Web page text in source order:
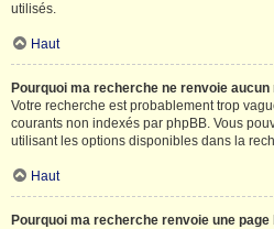
utilisés.
Haut
Pourquoi ma recherche ne renvoie
Votre recherche est probablement trop
courants non indexés par phpBB. Vous
utilisant les options disponibles dans la
Haut
Pourquoi ma recherche renvoie une page